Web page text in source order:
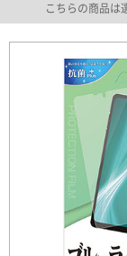
こちらの商品は